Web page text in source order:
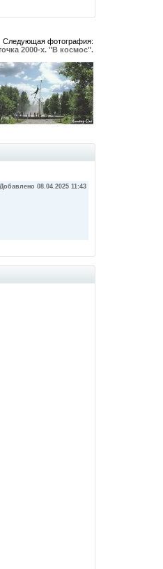
Следующая фотография:
2000-х. "В космос".
Добавлено 08.04.2025 11:43